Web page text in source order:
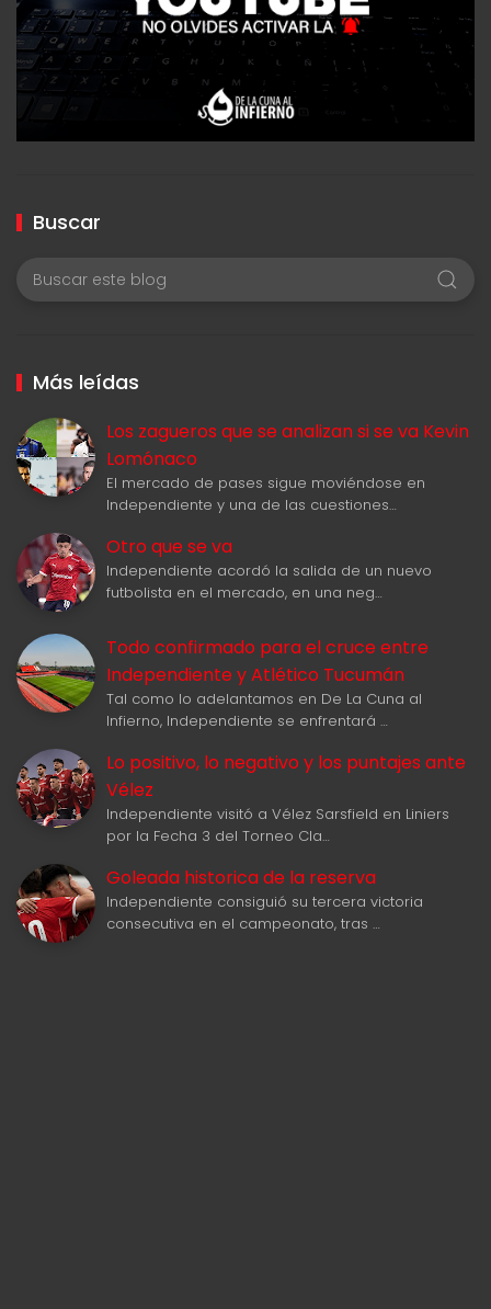
Buscar
Más leídas
Los zagueros que se analizan si se va Kevin
Lomónaco
El mercado de pases sigue moviéndose en
Independiente y una de las cuestiones…
Otro que se va
Independiente acordó la salida de un nuevo
futbolista en el mercado, en una neg…
Todo confirmado para el cruce entre
Independiente y Atlético Tucumán
Tal como lo adelantamos en De La Cuna al
Infierno, Independiente se enfrentará …
Lo positivo, lo negativo y los puntajes ante
Vélez
Independiente visitó a Vélez Sarsfield en Liniers
por la Fecha 3 del Torneo Cla…
Goleada historica de la reserva
Independiente consiguió su tercera victoria
consecutiva en el campeonato, tras …